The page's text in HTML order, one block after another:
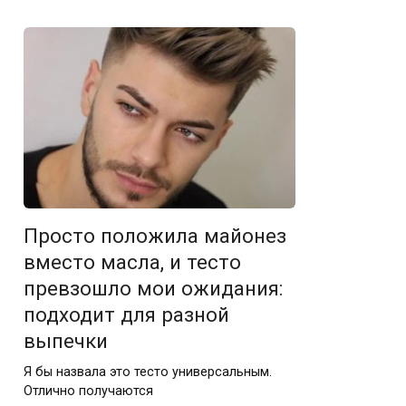
Просто положила майонез
вместо масла, и тесто
превзошло мои ожидания:
подходит для разной
выпечки
Я бы назвала это тесто универсальным.
Отлично получаются